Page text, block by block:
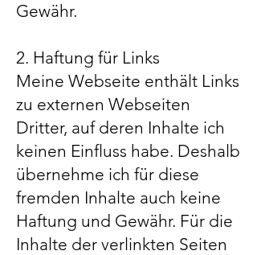
Gewähr.
2. Haftung für Links
Meine Webseite enthält Links
zu externen Webseiten
Dritter, auf deren Inhalte ich
keinen Einfluss habe. Deshalb
übernehme ich für diese
fremden Inhalte auch keine
Haftung und Gewähr. Für die
Inhalte der verlinkten Seiten